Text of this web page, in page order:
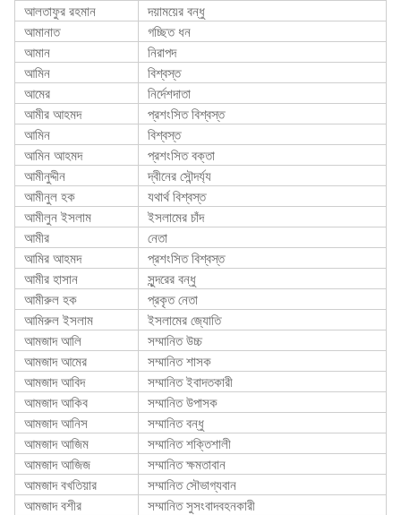
আলতাফুর রহমান
দয়াময়ের বন্ধু
আমানাত
গচ্ছিত ধন
আমান
নিরাপদ
আমিন
বিশ্বস্ত
আমের
নির্দেশদাতা
আমীর আহমদ
প্রশংসিত বিশ্বস্ত
আমিন
বিশ্বস্ত
আমিন আহমদ
প্রশংসিত বক্তা
আমীনুদ্দীন
দ্বীনের সৌন্দর্য্য
আমীনুল হক
যথার্থ বিশ্বস্ত
আমীলুন ইসলাম
ইসলামের চাঁদ
আমীর
নেতা
আমির আহমদ
প্রশংসিত বিশ্বস্ত
আমীর হাসান
সুন্দরের বন্ধু
আমীরুল হক
প্রকৃত নেতা
আমিরুল ইসলাম
ইসলামের জ্যোতি
আমজাদ আলি
সম্মানিত উচ্চ
আমজাদ আমের
সম্মানিত শাসক
আমজাদ আবিদ
সম্মানিত ইবাদতকারী
আমজাদ আকিব
সম্মানিত উপাসক
আমজাদ আনিস
সম্মানিত বন্ধু
আমজাদ আজিম
সম্মানিত শক্তিশালী
আমজাদ আজিজ
সম্মানিত ক্ষমতাবান
আমজাদ বখতিয়ার
সম্মানিত সৌভাগ্যবান
আমজাদ বশীর
সম্মানিত সুসংবাদবহনকারী